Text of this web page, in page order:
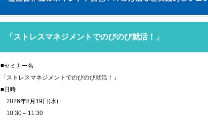
「ストレスマネジメントでのびのび就活！」
■セミナー名
「ストレスマネジメントでのびのび就活！」
■日時
2026年8月19日(水)
10:30～11:30